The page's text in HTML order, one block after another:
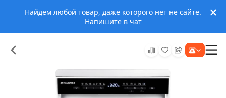
Найдем любой товар, даже которого нет не сайте.
Напишите в чат